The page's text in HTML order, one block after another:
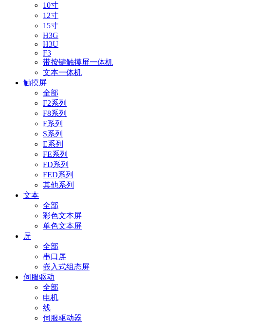
10寸
12寸
15寸
H3G
H3U
F3
带按键触摸屏一体机
文本一体机
触摸屏
全部
F2系列
F8系列
F系列
S系列
E系列
FE系列
FD系列
FED系列
其他系列
文本
全部
彩色文本屏
单色文本屏
屏
全部
串口屏
嵌入式组态屏
伺服驱动
全部
电机
线
伺服驱动器